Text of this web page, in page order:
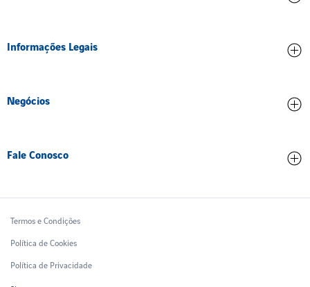
Ética e Compliance
Informações Legais
Dados operacionais
Ruido Aeronáutico
Negócios
Tarifas Aeroportuárias
Fale Conosco
Termos e Condições
Política de Cookies
Política de Privacidade